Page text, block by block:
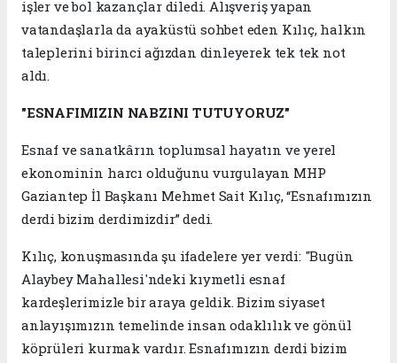
işler ve bol kazançlar diledi. Alışveriş yapan
vatandaşlarla da ayaküstü sohbet eden Kılıç, halkın
taleplerini birinci ağızdan dinleyerek tek tek not
aldı.
"ESNAFIMIZIN NABZINI TUTUYORUZ"
Esnaf ve sanatkârın toplumsal hayatın ve yerel
ekonominin harcı olduğunu vurgulayan MHP
Gaziantep İl Başkanı Mehmet Sait Kılıç, “Esnafımızın
derdi bizim derdimizdir” dedi.
Kılıç, konuşmasında şu ifadelere yer verdi: "Bugün
Alaybey Mahallesi'ndeki kıymetli esnaf
kardeşlerimizle bir araya geldik. Bizim siyaset
anlayışımızın temelinde insan odaklılık ve gönül
köprüleri kurmak vardır. Esnafımızın derdi bizim